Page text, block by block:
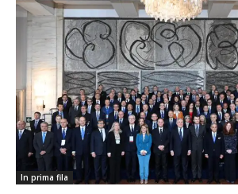
In prima fila